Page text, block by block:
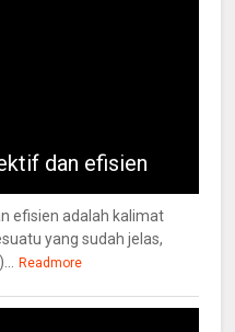
dan efisien
efisien adalah kalimat
yang sudah jelas,
Readmore